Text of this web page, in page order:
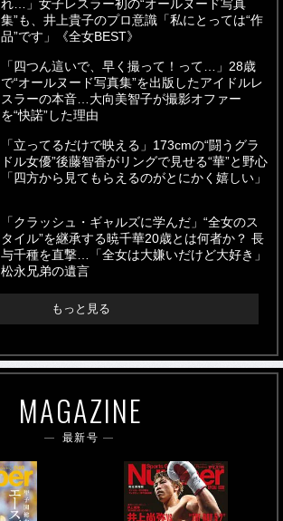
れ…」女子レスラー初の“オールヌード写真
集”も、井上貴子のプロ意識「私にとっては“作
品”です」《全女BEST》
「四つん這いで、早く撮って！って…」28歳
で“オールヌード写真集”を出版したアイドルレ
スラーの本音…大向美智子が撮影オファー
を“快諾”した理由
「立ってるだけで映える」173cmの“闘うグラ
ドル女優”後藤智香がリングで見せる“華”と野心
「四方から見てもらえるのがとにかく嬉しい」
「クラッシュ・ギャルズに学んだ」“全女のス
タイル”を継承する暁千華20歳とは何者か？ 長
与千種を直撃…「全女は大嫌いだけど大好き」
松永兄弟の遺言
もっと見る
MAGAZINE
最新号